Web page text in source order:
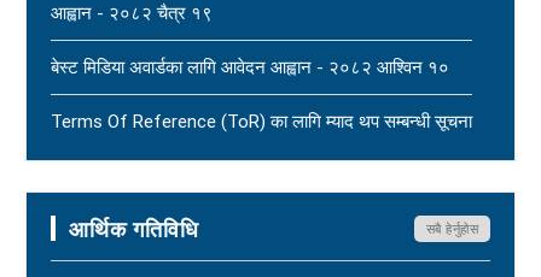
धार्मिक सहिष्णुता, सामाजिक सद्भाव र शान्ति कायम राख्न नेपाल
पत्रकार महासंघको आग्रह - २०८३ साउन १५
New
आह्वान - २०८२ चैत्र १९
बेस्ट मिडिया अवार्डका लागि आवेदन आह्वान - २०८२ आश्विन १०
Terms Of Reference (ToR) का लागि म्याद थप सम्बन्धी सूचना
आर्थिक गतिविधि सबै हेर्नुहोस